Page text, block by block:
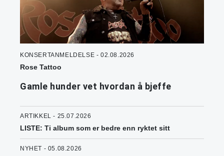
KONSERTANMELDELSE - 02.08.2026
Rose Tattoo
Gamle hunder vet hvordan å bjeffe
ARTIKKEL - 25.07.2026
LISTE: Ti album som er bedre enn ryktet sitt
NYHET - 05.08.2026